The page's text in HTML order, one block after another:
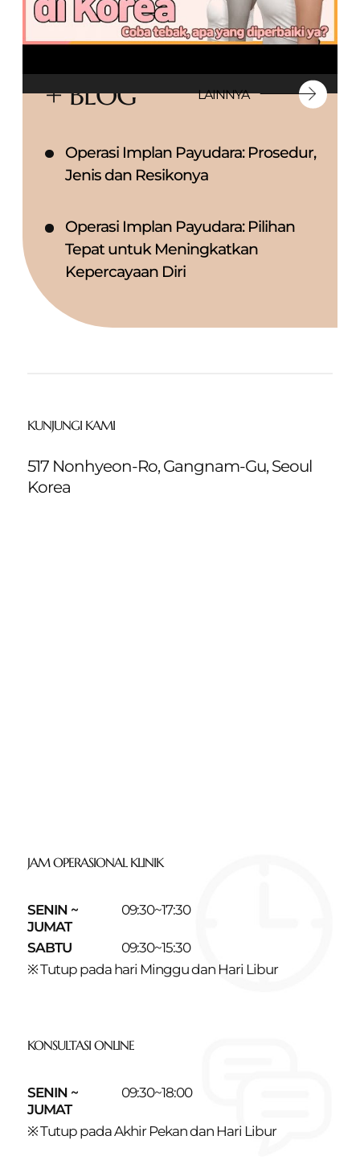
+ BLOG LAINNYA
Operasi Implan Payudara: Prosedur,
Jenis dan Resikonya
Operasi Implan Payudara: Pilihan
Tepat untuk Meningkatkan
Kepercayaan Diri
KUNJUNGI KAMI
517 Nonhyeon-Ro, Gangnam-Gu, Seoul
Korea
JAM OPERASIONAL KLINIK
SENIN ~
JUMAT
09:30~17:30
SABTU
09:30~15:30
※ Tutup pada hari Minggu dan Hari Libur
KONSULTASI ONLINE
SENIN ~
JUMAT
09:30~18:00
※ Tutup pada Akhir Pekan dan Hari Libur